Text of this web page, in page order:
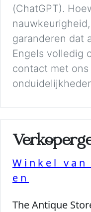
(ChatGPT).
garanderen dat
Engels volledig
contact met
Winkel van
en
The Antique